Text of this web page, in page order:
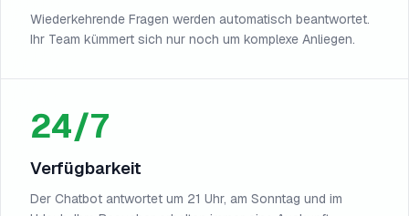
Wiederkehrende Fragen werden automatisch beantwortet.
Ihr Team kümmert sich nur noch um komplexe Anliegen.
24/7
Verfügbarkeit
Der Chatbot antwortet um 21 Uhr, am Sonntag und im